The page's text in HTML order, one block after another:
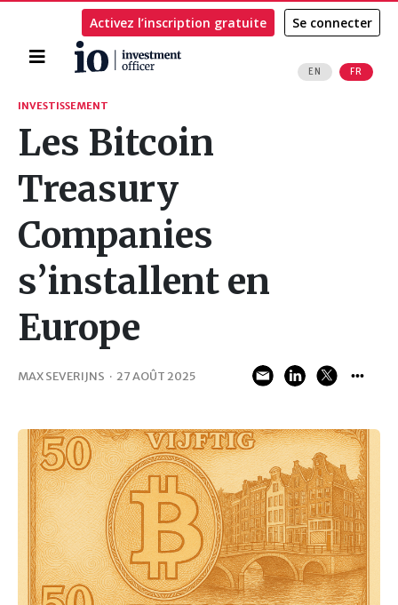
Accueil
EN FR
Activez l’inscription gratuite Se connecter
Rechercher
INVESTISSEMENT
Les Bitcoin
Treasury
Companies
s’installent en
Europe
MAX SEVERIJNS · 27 AOÛT 2025